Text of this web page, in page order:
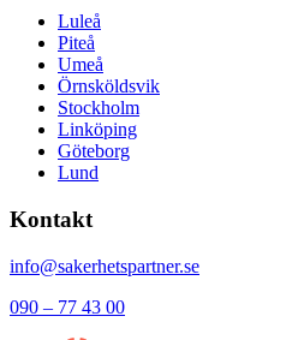
Luleå
Piteå
Umeå
Örnsköldsvik
Stockholm
Linköping
Göteborg
Lund
Kontakt
info@sakerhetspartner.se
090 – 77 43 00